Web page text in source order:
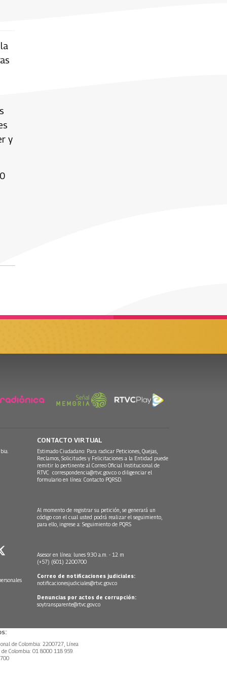
y
CONTACTO VIRTUAL
Estimado Ciudadano: Para radicar Peticiones, Quejas,
Reclamos, Solicitudes y Felicitaciones a la Entidad puede
remitir lo pertinente al Correo Oficial Institucional de
RTVC correspondencia@rtvc.gov.co o diligenciar el
formulario en línea: Contacto PQRSD.
Al momento de registrar su petición, se generará un
código con el cual usted podrá realizar el seguimiento,
para ello, ingrese a: Seguimiento de PQRS
Asesor en línea: lunes 9:30 a.m. - 12 m
(+57) (601) 2200700
Correo de notificaciones judiciales:
notificacionesjudiciales@rtvc.gov.co
Denuncias por actos de corrupción:
soytransparente@rtvc.gov.co
de Colombia: 2200727, Línea
Colombia: 01 8000 118 959.